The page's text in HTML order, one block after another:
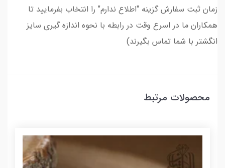
زمان ثبت سفارش گزینه "اطلاع ندارم" را انتخاب بفرمایید تا
همکاران ما در اسرع وقت در رابطه با نحوه اندازه گیری سایز
انگشتر با شما تماس بگیرند)
محصولات مرتبط